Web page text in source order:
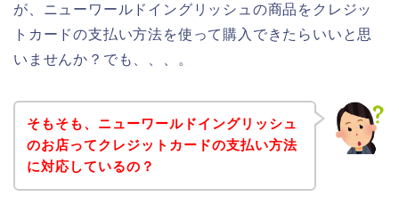
が、ニューワールドイングリッシュの商品をクレジッ
トカードの支払い方法を使って購入できたらいいと思
いませんか？でも、、、。
そもそも、ニューワールドイングリッシュ
のお店ってクレジットカードの支払い方法
に対応しているの？